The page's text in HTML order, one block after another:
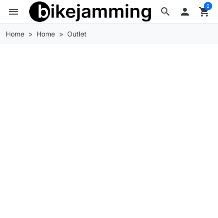
search
menu  shopping_cart
0
Home Home Outlet